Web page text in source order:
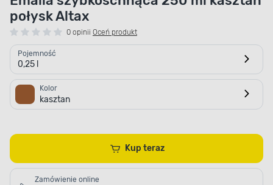
połysk Altax
0 opinii Oceń produkt
Pojemność
0,25 l
Kolor
kasztan
Kup teraz
Zamówienie online